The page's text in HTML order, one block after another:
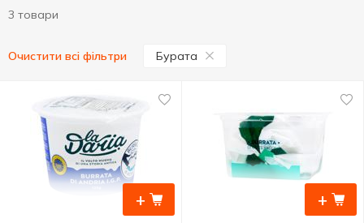
3 товари
Очистити всі фільтри Бурата
+ +